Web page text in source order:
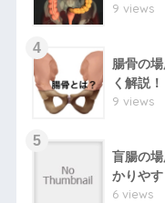
9 views
腸骨の
く解説！
9 views
盲腸の
かりやす
6 views